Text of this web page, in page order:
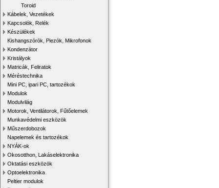
Toroid
Kábelek, Vezetékek
Kapcsolók, Relék
Készülékek
Kishangszórók, Piezók, Mikrofonok
Kondenzátor
Kristályok
Matricák, Feliratok
Méréstechnika
Mini PC, ipari PC, tartozékok
Modulok
Modulvilág
Motorok, Ventilátorok, Fűtőelemek
Munkavédelmi eszközök
Műszerdobozok
Napelemek és tartozékok
NYÁK-ok
Okosotthon, Lakáselektronika
Oktatási eszközök
Optoelektronika
Peltier modulok